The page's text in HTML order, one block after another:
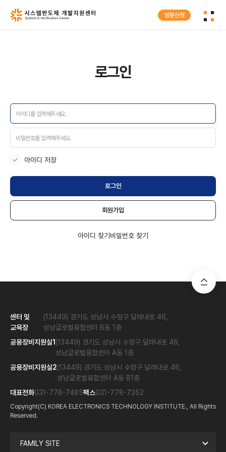
방문신청
인프라지원
프로그램
센터소식
로그인
아이디 저장
로그인
회원가입
아이디 찾기 비밀번호 찾기
센터 및
교육장
(13449) 경기도 성남시 수정구 달래내로 46,
성남글로벌융합센터 B동 1층
공용장비지원실1 (13449) 경기도 성남시 수정구 달래내로 46,
성남글로벌융합센터 A동 1층
공용장비지원실2(13449) 경기도 성남시 수정구 달래내로 46,
성남글로벌융합센터 A동 B1층
대표전화031-778-7485팩스031-778-7352
Copyright(C) KOREA ELECTRONICS TECHNOLOGY INSTITUTE., All Rights
Reserved.
FAMILY SITE